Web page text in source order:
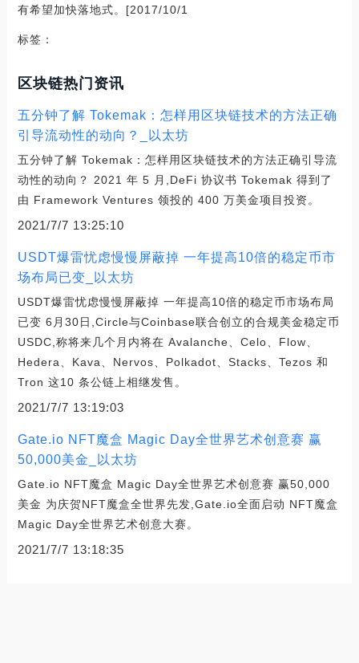
有希望加快落地式。[2017/10/1
标签：
区块链热门资讯
五分钟了解 Tokemak：怎样用区块链技术的方法正确
引导流动性的动向？_以太坊
五分钟了解 Tokemak：怎样用区块链技术的方法正确引导流
动性的动向？ 2021 年 5 月,DeFi 协议书 Tokemak 得到了
由 Framework Ventures 领投的 400 万美金项目投资。
2021/7/7 13:25:10
USDT爆雷忧虑慢慢屏蔽掉 一年提高10倍的稳定币市
场布局已变_以太坊
USDT爆雷忧虑慢慢屏蔽掉 一年提高10倍的稳定币市场布局
已变 6月30日,Circle与Coinbase联合创立的合规美金稳定币
USDC,称将来几个月内将在 Avalanche、Celo、Flow、
Hedera、Kava、Nervos、Polkadot、Stacks、Tezos 和
Tron 这10 条公链上相继发售。
2021/7/7 13:19:03
Gate.io NFT魔盒 Magic Day全世界艺术创意赛 赢
50,000美金_以太坊
Gate.io NFT魔盒 Magic Day全世界艺术创意赛 赢50,000
美金 为庆贺NFT魔盒全世界先发,Gate.io全面启动 NFT魔盒
Magic Day全世界艺术创意大赛。
2021/7/7 13:18:35